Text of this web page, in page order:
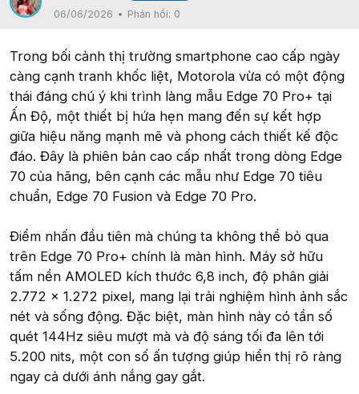
06/06/2026
Phản hồi: 0
Trong bối cảnh thị trường smartphone cao cấp ngày
càng cạnh tranh khốc liệt, Motorola vừa có một động
thái đáng chú ý khi trình làng mẫu Edge 70 Pro+ tại
Ấn Độ, một thiết bị hứa hẹn mang đến sự kết hợp
giữa hiệu năng mạnh mẽ và phong cách thiết kế độc
đáo. Đây là phiên bản cao cấp nhất trong dòng Edge
70 của hãng, bên cạnh các mẫu như Edge 70 tiêu
chuẩn, Edge 70 Fusion và Edge 70 Pro.
Điểm nhấn đầu tiên mà chúng ta không thể bỏ qua
trên Edge 70 Pro+ chính là màn hình. Máy sở hữu
tấm nền AMOLED kích thước 6,8 inch, độ phân giải
2.772 x 1.272 pixel, mang lại trải nghiệm hình ảnh sắc
nét và sống động. Đặc biệt, màn hình này có tần số
quét 144Hz siêu mượt mà và độ sáng tối đa lên tới
5.200 nits, một con số ấn tượng giúp hiển thị rõ ràng
ngay cả dưới ánh nắng gay gắt.